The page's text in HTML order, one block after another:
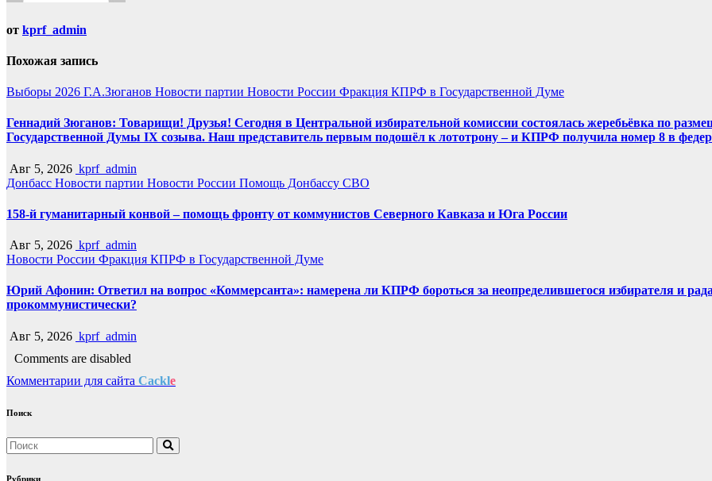
от kprf_admin
Похожая запись
Выборы 2026 Г.А.Зюганов Новости партии Новости России Фракция КПРФ в Государственной Думе
Геннадий Зюганов: Товарищи! Друзья! Сегодня в Центральной избирательной комиссии состоялась жеребьёвка по
Государственной Думы IX созыва. Наш представитель первым подошёл к лототрону – и КПРФ получила номер 8 в
Авг 5, 2026 kprf_admin
Донбасс Новости партии Новости России Помощь Донбассу СВО
158-й гуманитарный конвой – помощь фронту от коммунистов Северного Кавказа и Юга России
Авг 5, 2026 kprf_admin
Новости России Фракция КПРФ в Государственной Думе
Юрий Афонин: Ответил на вопрос «Коммерсанта»: намерена ли КПРФ бороться за неопределившегося избирателя и
прокоммунистически?
Авг 5, 2026 kprf_admin
Comments are disabled
Комментарии для сайта Cackle
Поиск
Рубрики